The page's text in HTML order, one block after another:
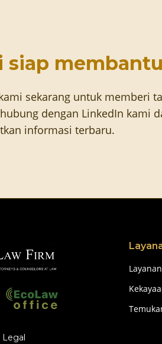
siap membantu
sekarang untuk memberi
dengan LinkedIn kami
informasi terbaru.
Legal